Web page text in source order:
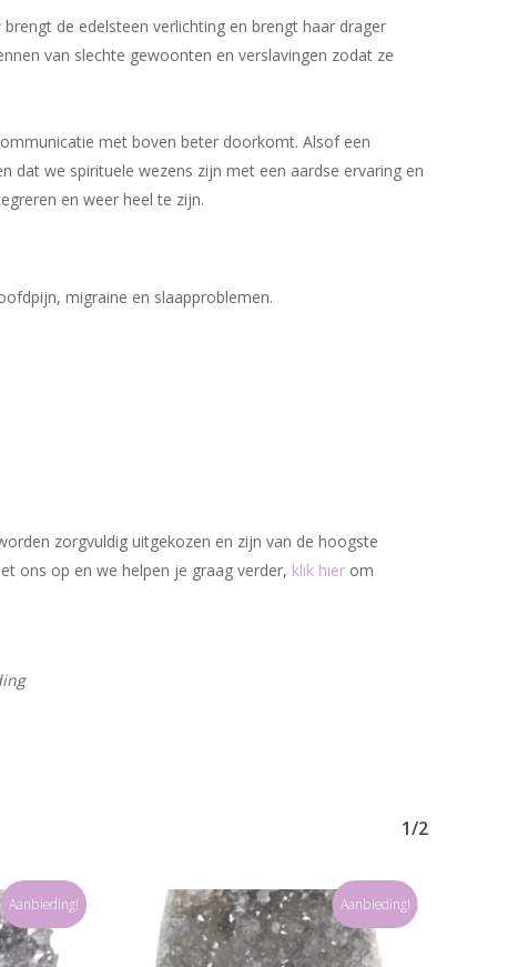
Go To Shop
de edelsteen verlichting en brengt haar drager
van slechte gewoonten en verslavingen zodat ze
met boven beter doorkomt. Alsof een
dat we spirituele wezens zijn met een aardse ervaring en
en weer heel te zijn.
migraine en slaapproblemen.
zorgvuldig uitgekozen en zijn van de hoogste
ons op en we helpen je graag verder, klik hier om
1/2
Aanbieding! Aanbieding!